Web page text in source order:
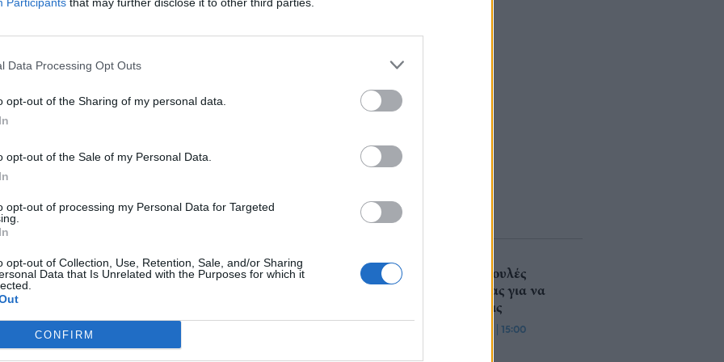
Data Processing Opt Outs
opt-out of the Sharing of my personal data.
opt-out of the Sale of my Personal Data.
opt-out of processing my Personal Data for Targeted
opt-out of Collection, Use, Retention, Sale, and/or Sharing
Data that Is Unrelated with the Purposes for which it
CONFIRM
... σχόλια | Κάνε click για να σχολιάσεις
Πως από τα
νέες θέσεις εργασίας
29/03/19
7 συμβουλές
καριέρας για να
πετύχεις
| 15:00